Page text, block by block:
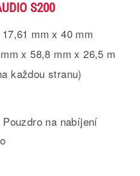
S200
mm x 40 mm
x 58,8 mm x 26,5 m
každou stranu)
na nabíjení